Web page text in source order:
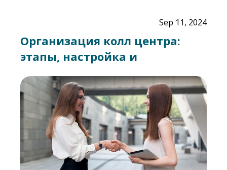
Sep 11, 2024
Организация колл центра:
этапы, настройка и
автоматизация